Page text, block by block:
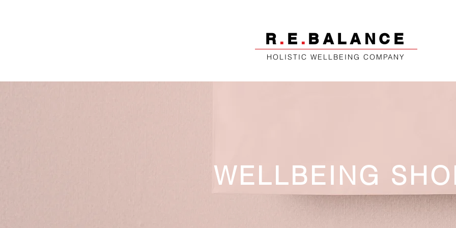
R . E . BALANCE
HOLISTIC WELLBEING COMPANY
WELLBEING